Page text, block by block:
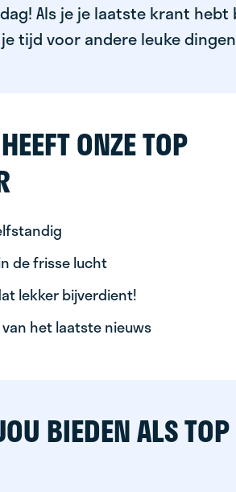
Als je je laatste krant hebt
tijd voor andere leuke
ONZE TOP
de frisse lucht
lekker bijverdient!
het laatste nieuws
BIEDEN ALS TOP